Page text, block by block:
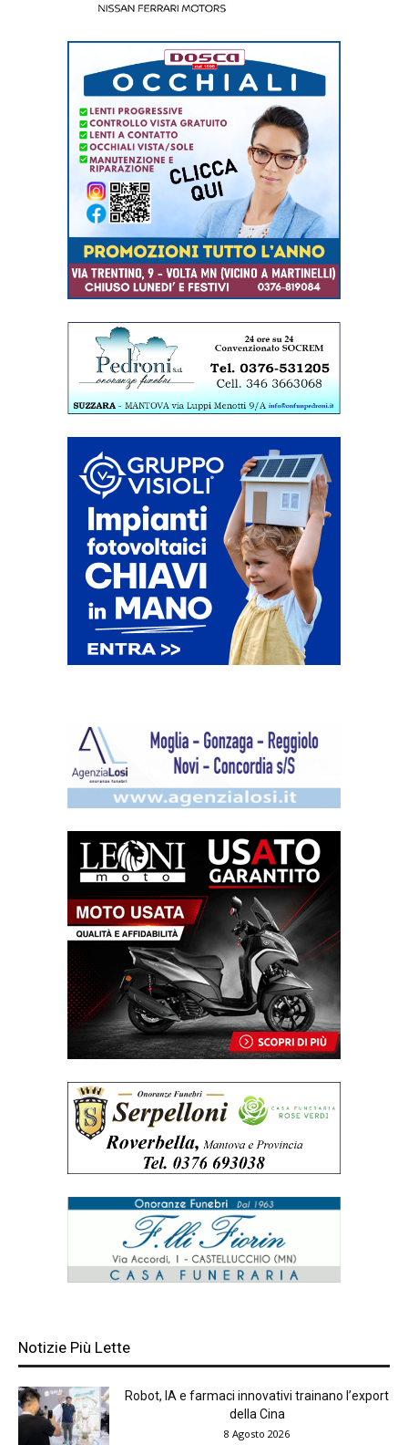
Notizie Più Lette
Robot, IA e farmaci innovativi trainano l’export
della Cina
8 Agosto 2026